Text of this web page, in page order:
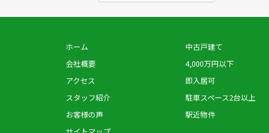
ホーム
会社概要
アクセス
スタッフ紹介
お客様の声
中古戸建て
4,000万円以下
即入居可
駐車スペース2台以上
駅近物件